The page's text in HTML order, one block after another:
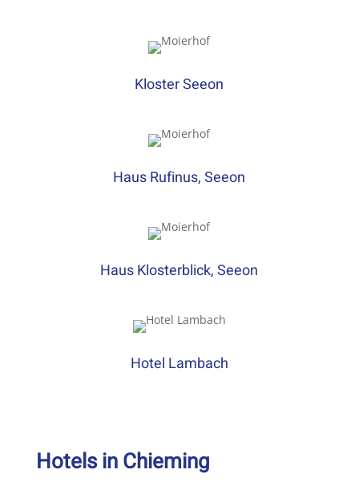
Kloster Seeon
Haus Rufinus, Seeon
Haus Klosterblick, Seeon
Hotel Lambach
Hotels in Chieming